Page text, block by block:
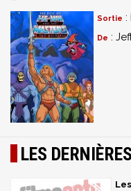
Sortie :
De :
LES